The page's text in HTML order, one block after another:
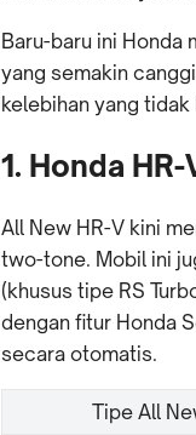
Baru-baru ini Honda
yang semakin
kelebihan yang
1. Honda HR-
All New HR-V kini
two-tone. Mobil ini
(khusus tipe RS
dengan fitur Honda
secara otomatis.
Tipe All